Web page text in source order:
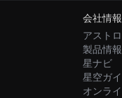
会社情報
アスト
製品情報
星ナビ
星空ガ
オンラ